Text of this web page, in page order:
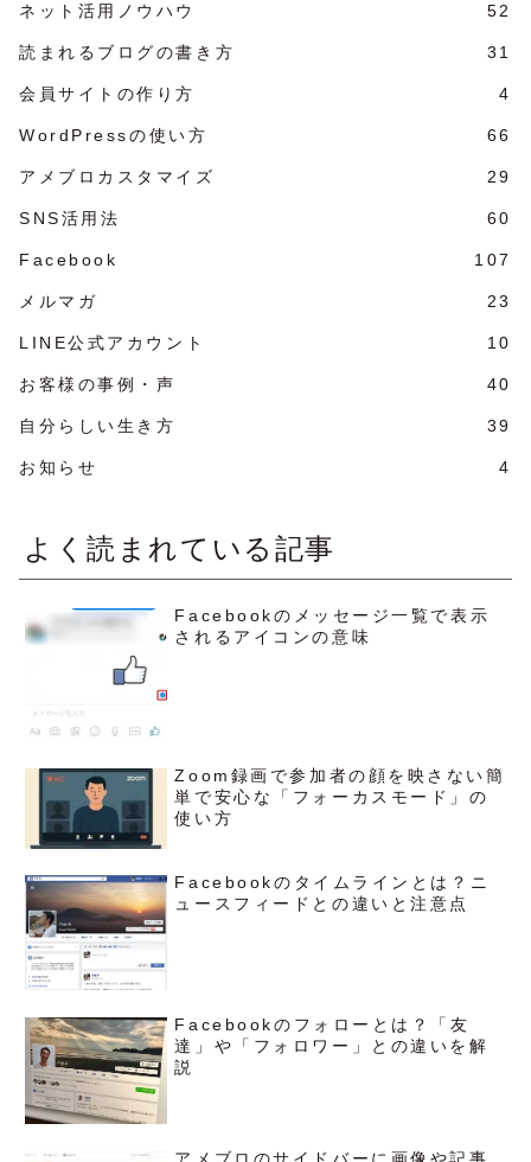
ネット活用ノウハウ 52
読まれるブログの書き方 31
会員サイトの作り方 4
WordPressの使い方 66
アメブロカスタマイズ 29
SNS活用法 60
Facebook 107
メルマガ 23
LINE公式アカウント 10
お客様の事例・声 40
自分らしい生き方 39
お知らせ 4
よく読まれている記事
Facebookのメッセージ一覧で表示
されるアイコンの意味
Zoom録画で参加者の顔を映さない簡
単で安心な「フォーカスモード」の
使い方
Facebookのタイムラインとは？ニ
ュースフィードとの違いと注意点
Facebookのフォローとは？「友
達」や「フォロワー」との違いを解
説
アメブロのサイドバーに画像や記事